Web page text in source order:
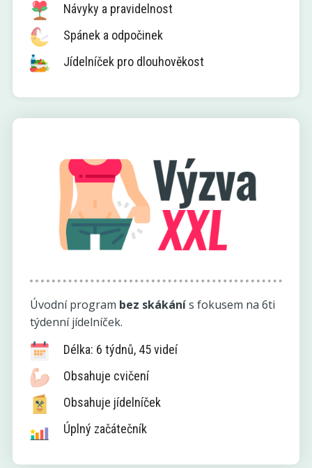
Návyky a pravidelnost
Spánek a odpočinek
Jídelníček pro dlouhověkost
Úvodní program bez skákánís fokusem na 6ti
týdenní jídelníček.
Délka: 6 týdnů, 45 videí
Obsahuje cvičení
Obsahuje jídelníček
Úplný začátečník